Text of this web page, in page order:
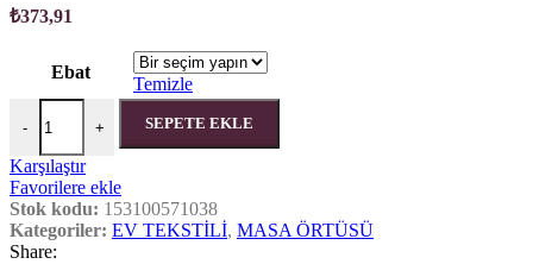
₺373,91
Ebat
Temizle
-
Misiny-Kırmızı Puntos Masa Örtüsü adet
+ SEPETE EKLE
Karşılaştır
Favorilere ekle
Stok kodu: 153100571038
Kategoriler: EV TEKSTİLİ, MASA ÖRTÜSÜ
Share: